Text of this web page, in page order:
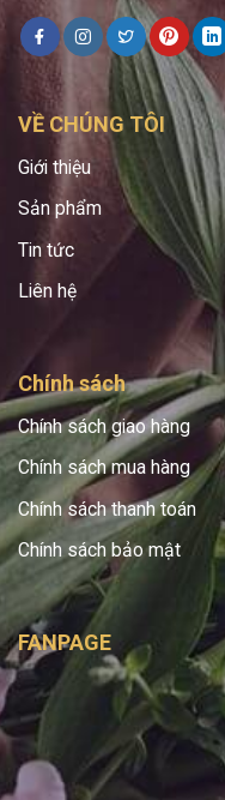
VỀ CHÚNG TÔI
Giới thiệu
Sản phẩm
Tin tức
Liên hệ
Chính sách
Chính sách giao hàng
Chính sách mua hàng
Chính sách thanh toán
Chính sách bảo mật
FANPAGE